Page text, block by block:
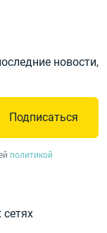
новости,
Подписаться
политикой